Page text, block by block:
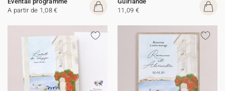
A partir de 1,08 €
11,09 €